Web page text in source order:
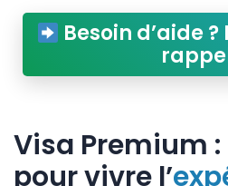
Besoin d’aide
Visa Premium :
pour vivre l’